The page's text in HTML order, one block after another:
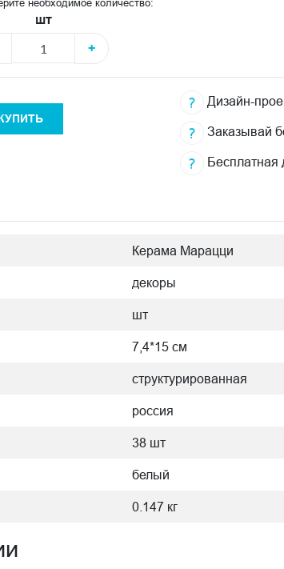
шт
+
Дизайн-
Заказывай
Бесплатная
Керама Марацци
декоры
шт
7,4*15 см
структурированная
россия
38 шт
белый
0.147 кг